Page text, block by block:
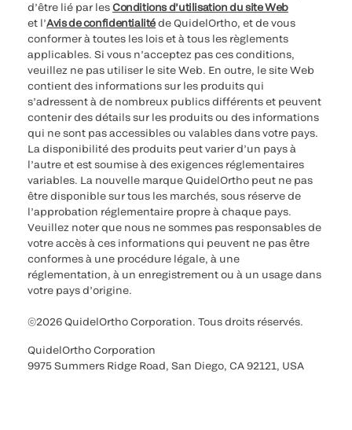
d’être lié par lesConditions d’utilisation du site Web
et l’Avis de confidentialitéde QuidelOrtho, et de vous
conformer à toutes les lois et à tous les règlements
applicables. Si vous n’acceptez pas ces conditions,
veuillez ne pas utiliser le site Web. En outre, le site Web
contient des informations sur les produits qui
s’adressent à de nombreux publics différents et peuvent
contenir des détails sur les produits ou des informations
qui ne sont pas accessibles ou valables dans votre pays.
La disponibilité des produits peut varier d’un pays à
l’autre et est soumise à des exigences réglementaires
variables. La nouvelle marque QuidelOrtho peut ne pas
être disponible sur tous les marchés, sous réserve de
l’approbation réglementaire propre à chaque pays.
Veuillez noter que nous ne sommes pas responsables de
votre accès à ces informations qui peuvent ne pas être
conformes à une procédure légale, à une
réglementation, à un enregistrement ou à un usage dans
votre pays d’origine.
©2026 QuidelOrtho Corporation. Tous droits réservés.
QuidelOrtho Corporation
9975 Summers Ridge Road, San Diego, CA 92121, USA